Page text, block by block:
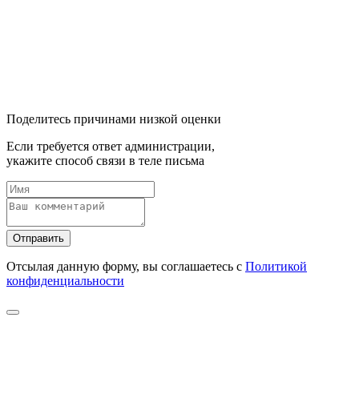
Поделитесь причинами низкой оценки
Если требуется ответ администрации,
укажите способ связи в теле письма
Отправить
Отсылая данную форму, вы соглашаетесь с Политикой
конфиденциальности